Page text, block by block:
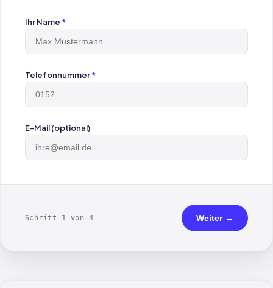
Ihr Name *
Telefonnummer*
E-Mail (optional)
Schritt 1 von 4 Weiter →